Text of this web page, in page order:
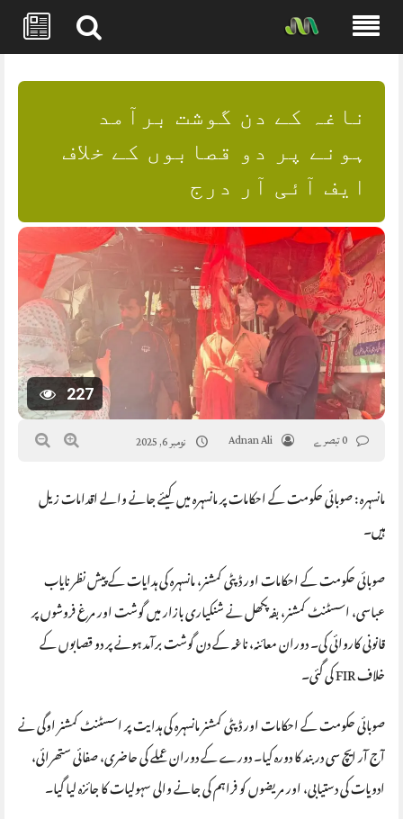
content
ناغہ کے دن گوشت برآمد
ہونے پر دو قصابوں کے خلاف
ایف آئی آر درج
227
Adnan Ali نومبر 6, 2025
مانسہرہ : صوبائی حکومت کے احکامات پر مانسہرہ میں کیئے جانے والے اقدامات زیل
ہیں۔
صوبائی حکومت کے احکامات اور ڈپٹی کمشنر، مانسہرہ کی ہدایات کے پیش نظر نایاب
عباسی، اسسٹنٹ کمشنر، بفہ پکھل نے شنکیاری بازار میں گوشت اور مرغ فروشوں پر
قانونی کاروائی کی۔ دوران معائنہ، ناغہ کے دن گوشت برآمد ہونے پر دو قصابوں کے
خلاف FIR کی گئی۔
صوبائی حکومت کے احکامات اور ڈپٹی کمشنر مانسہرہ کی ہدایت پر اسسٹنٹ کمشنر اوگی نے
آج آر ایچ سی دربند کا دورہ کیا۔ دورے کے دوران عملے کی حاضری، صفائی ستھرائی،
ادویات کی دستیابی، اور مریضوں کو فراہم کی جانے والی سہولیات کا جائزہ لیا گیا۔